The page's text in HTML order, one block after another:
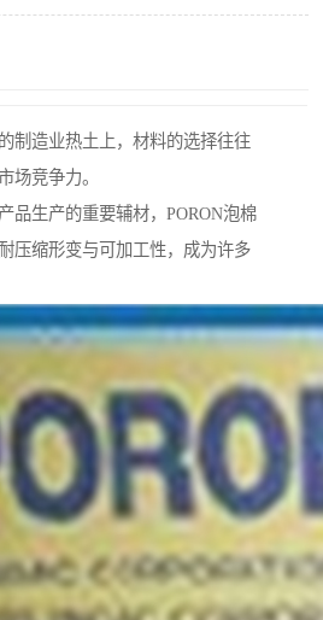
制造业热土上，材料的选择往往
场竞争力。
品生产的重要辅材，PORON泡棉
压缩形变与可加工性，成为许多